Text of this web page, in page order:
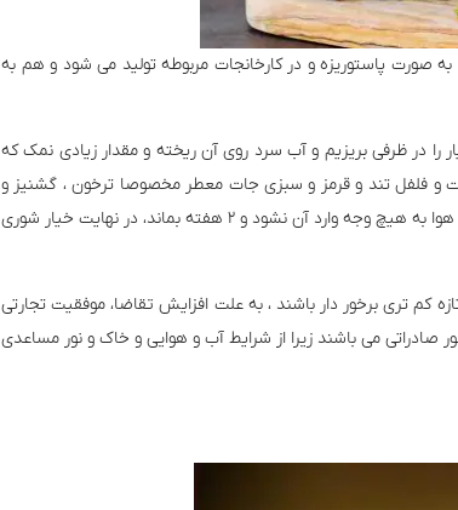
پاستوریزه و در کارخانجات مربوطه تولید می شود و هم به
را در ظرفی بریزیم و آب سرد روی آن ریخته و مقدار زیادی نمک که
، شفاف و یک دست و فلفل تند و قرمز و سبزی جات معطر مخصوصا ترخون ، گشنیز و
جعفری و یک دانه نخود در آن ریخته و در ظرف را به طوری محکم ببندیم و دور در آن گچ بگیریم که هوا به هیچ وجه وارد آن نشود و ۲ هفته بماند، در نهایت خیار شوری
تری برخور دار باشند ، به علت افزایش تقاضا، موفقیت تجارتی
صادراتی می باشند زیرا از شرایط آب و هوایی و خاک و نور مساعدی